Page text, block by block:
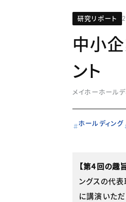
研究リポート
中小
ント
メイホーホールデ
ホールディング
【第4回の趣
ングスの代
に講演いた